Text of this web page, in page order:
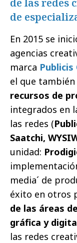
de
En 2015 se
agencias
marca
el que también
recursos de
integrados en
las redes (
Saatchi,
unidad:
media´ de
éxito en otros
de las áreas
gráfica y
las redes